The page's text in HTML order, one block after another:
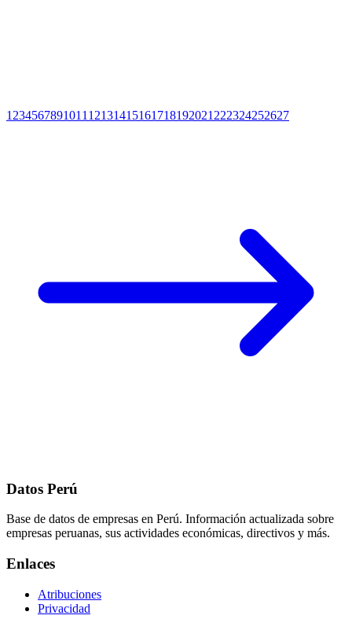
1 234567891011 12131415161718192021 222324252627
Datos Perú
Base de datos de empresas en Perú. Información actualizada sobre
empresas peruanas, sus actividades económicas, directivos y más.
Enlaces
Atribuciones
Privacidad